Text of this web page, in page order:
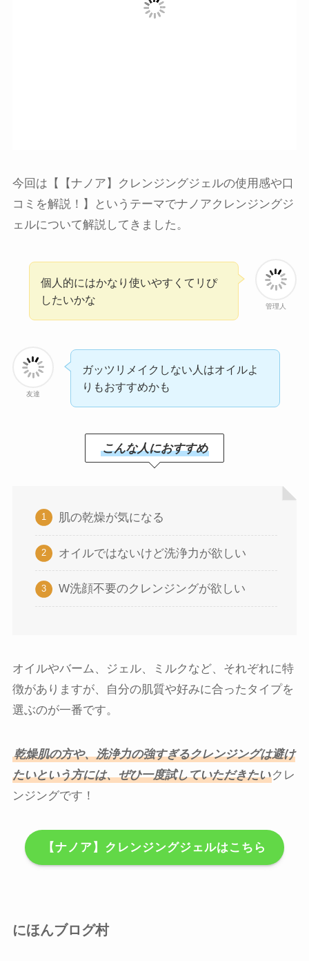
今回は【【ナノア】クレンジングジェルの使用感や口
コミを解説！】というテーマでナノアクレンジングジ
ェルについて解説してきました。
管理人
個人的にはかなり使いやすくてリぴ
したいかな
友達
ガッツリメイクしない人はオイルよ
りもおすすめかも
こんな人におすすめ
肌の乾燥が気になる
オイルではないけど洗浄力が欲しい
W洗顔不要のクレンジングが欲しい
オイルやバーム、ジェル、ミルクなど、それぞれに特
徴がありますが、自分の肌質や好みに合ったタイプを
選ぶのが一番です。
乾燥肌の方や、洗浄力の強すぎるクレンジングは避け
たいという方には、ぜひ一度試していただきたいクレ
ンジングです！
【ナノア】クレンジングジェルはこちら
にほんブログ村